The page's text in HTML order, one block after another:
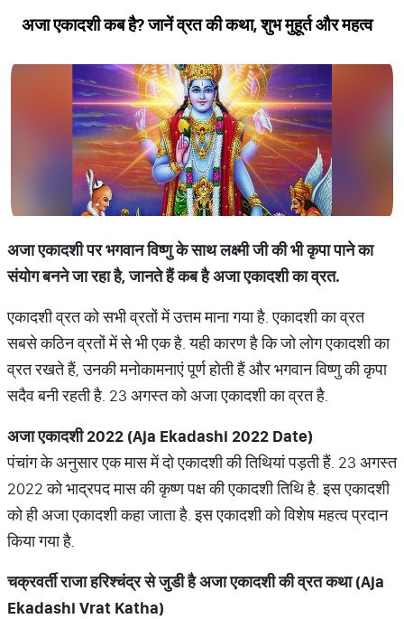
अजा एकादशी कब है? जानें व्रत की कथा, शुभ मुहूर्त और महत्व
अजा एकादशी पर भगवान विष्णु के साथ लक्ष्मी जी की भी कृपा पाने का
संयोग बनने जा रहा है, जानते हैं कब है अजा एकादशी का व्रत.
एकादशी व्रत को सभी व्रतों में उत्तम माना गया है. एकादशी का व्रत
सबसे कठिन व्रतों में से भी एक है. यही कारण है कि जो लोग एकादशी का
व्रत रखते हैं, उनकी मनोकामनाएं पूर्ण होती हैं और भगवान विष्णु की कृपा
सदैव बनी रहती है. 23 अगस्त को अजा एकादशी का व्रत है.
अजा एकादशी2022 (Aja Ekadashi 2022 Date)
पंचांग के अनुसार एक मास में दो एकादशी की तिथियां पड़ती हैं. 23 अगस्त
2022 को भाद्रपद मास की कृष्ण पक्ष की एकादशी तिथि है. इस एकादशी
को ही अजा एकादशी कहा जाता है. इस एकादशी को विशेष महत्व प्रदान
किया गया है.
चक्रवर्ती राजा हरिश्चंद्र से जुडी है अजा एकादशी की व्रत कथा (Aja
Ekadashi Vrat Katha)